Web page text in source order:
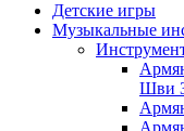
Детские игры
Музыкальные
Шви